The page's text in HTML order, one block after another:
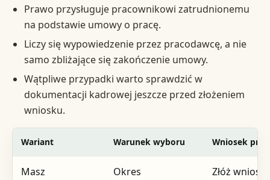
Prawo przysługuje pracownikowi zatrudnionemu
na podstawie umowy o pracę.
Liczy się wypowiedzenie przez pracodawcę, a nie
samo zbliżające się zakończenie umowy.
Wątpliwe przypadki warto sprawdzić w
dokumentacji kadrowej jeszcze przed złożeniem
wniosku.
Wariant Warunek wyboru Wniosek
Masz
Okres
Złóż